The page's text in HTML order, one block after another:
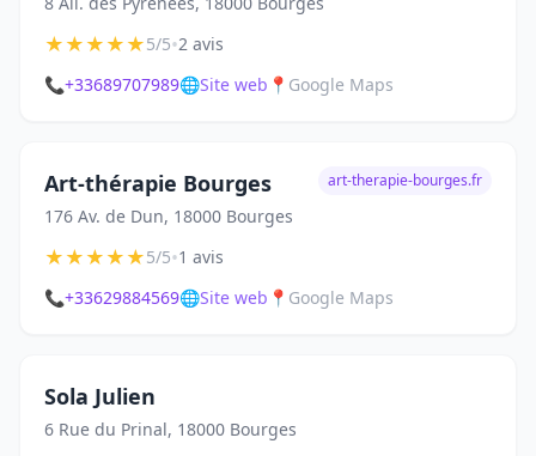
★★★★★5/5•2 avis
📞+33689707989🌐Site web 📍 Google Maps
Art-thérapie Bourges
176 Av. de Dun, 18000 Bourges
art-therapie-bourges.fr
★★★★★5/5•1 avis
📞+33629884569🌐Site web 📍 Google Maps
Sola Julien
6 Rue du Prinal, 18000 Bourges